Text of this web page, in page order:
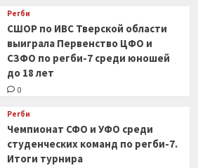
Регби
СШОР по ИВС Тверской области
выиграла Первенство ЦФО и
СЗФО по регби-7 среди юношей
до 18 лет
0
Регби
Чемпионат СФО и УФО среди
студенческих команд по регби-7.
Итоги турнира